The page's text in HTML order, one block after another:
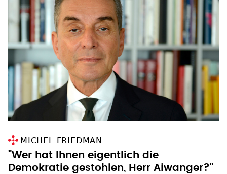
MICHEL FRIEDMAN
"Wer hat Ihnen eigentlich die
Demokratie gestohlen, Herr Aiwanger?"